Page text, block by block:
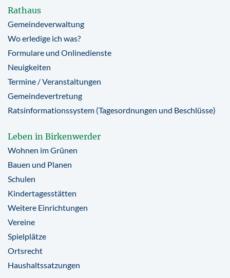
Rathaus
Gemeindeverwaltung
Wo erledige ich was?
Formulare und Onlinedienste
Neuigkeiten
Termine / Veranstaltungen
Gemeindevertretung
Ratsinformationssystem (Tagesordnungen und Beschlüsse)
Leben in Birkenwerder
Wohnen im Grünen
Bauen und Planen
Schulen
Kindertagesstätten
Weitere Einrichtungen
Vereine
Spielplätze
Ortsrecht
Haushaltssatzungen